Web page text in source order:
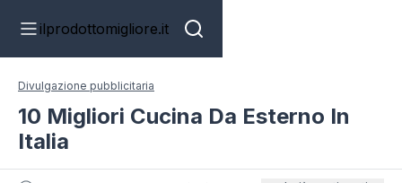
ilprodottomigliore.it
Divulgazione pubblicitaria
10 Migliori Cucina Da Esterno In
Italia